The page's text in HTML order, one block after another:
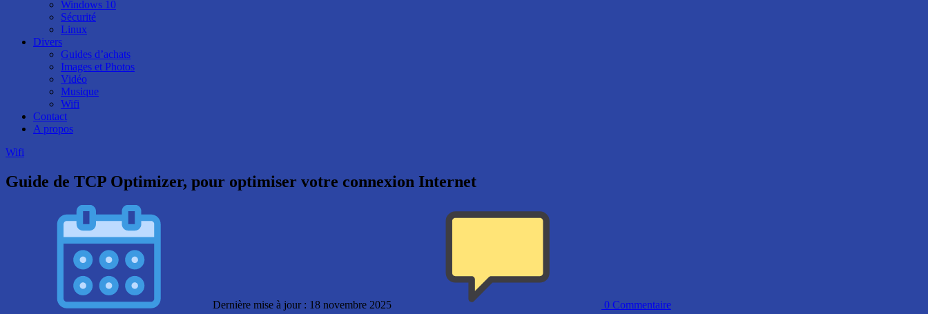
Windows 10
Sécurité
Linux
Divers
Guides d’achats
Images et Photos
Vidéo
Musique
Wifi
Contact
A propos
Wifi
Guide de TCP Optimizer, pour optimiser votre connexion Internet
Dernière mise à jour : 18 novembre 2025 0 Commentaire